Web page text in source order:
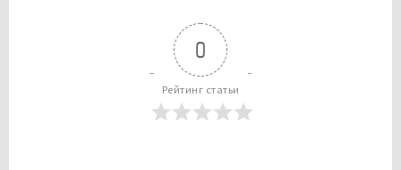
0
Рейтинг статьи